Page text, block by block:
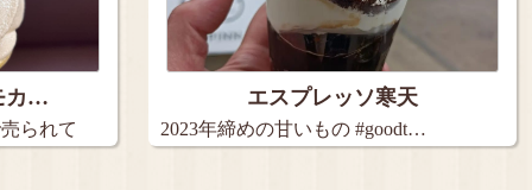
カ…
られて
エスプレッソ寒天
2023年締めの甘いもの #goodt…